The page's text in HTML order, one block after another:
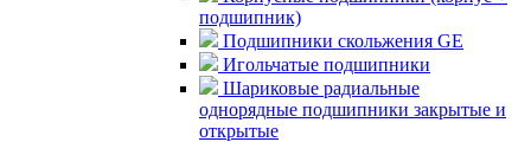
подшипник)
Подшипники скольжения GE
Игольчатые подшипники
Шариковые радиальные
однорядные подшипники закрытые и
открытые